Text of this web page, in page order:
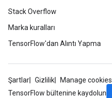
Stack Overflow
Marka kuralları
TensorFlow'dan Alıntı Yapma
Şartlar Gizlilik
Manage cookies
TensorFlow bültenine kaydolun